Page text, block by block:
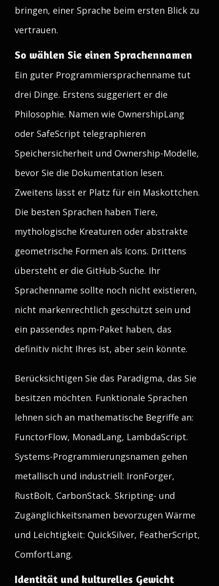
bringen, einer Sprache beim ersten Blick zu
vertrauen.
So wählen Sie einen Sprachennamen
Ein guter Programmiersprachenname tut
drei Dinge. Erstens suggeriert er die
Philosophie. Namen wie OwnershipLang
oder SafeScript telegraphieren
Speichersicherheit und Ownership-Modelle,
bevor Sie die Dokumentation lesen.
Zweitens lässt er Platz für ein Maskottchen.
Die besten Sprachen haben Tiere,
mythologische Kreaturen oder abstrakte
geometrische Formen als Icons. Drittens
übersteht er die GitHub-Suche. Ihr
Sprachenname sollte noch nicht existieren,
nicht markenrechtlich geschützt sein und
ein passendes npm-Paket haben, das
definitiv nicht Ihres ist, aber sein könnte.
Berücksichtigen Sie das Paradigma, das Sie
besitzen möchten. Funktionale Sprachen
lehnen sich an mathematische Begriffe an:
FunctorFlow, MonadLang, LambdaScript.
Systems-Programmierungsnamen gehen
metallisch und industriell: IronForger,
RustBolt, CarbonStack. Skripting- und
Zugänglichkeitsnamen bevorzugen Wärme
und Leichtigkeit: QuickSilver, FeatherScript,
ComfortLang.
Identität und kulturelles Gewicht